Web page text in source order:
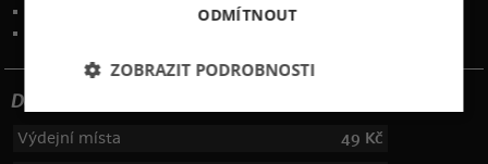
info@bastard.cz
Dotujeme poštovné
Výdejní místa
49 Kč
ODMÍTNOUT
ZOBRAZIT PODROBNOSTI